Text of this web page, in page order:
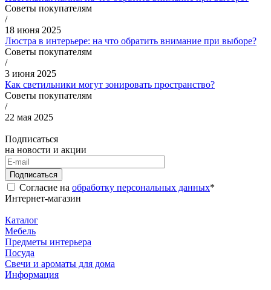
Советы покупателям
/
18 июня 2025
Люстра в интерьере: на что обратить внимание при выборе?
Советы покупателям
/
3 июня 2025
Как светильники могут зонировать пространство?
Советы покупателям
/
22 мая 2025
Подписаться
на новости и акции
Подписаться
Согласие на обработку персональных данных*
Интернет-магазин
Каталог
Мебель
Предметы интерьера
Посуда
Свечи и ароматы для дома
Информация